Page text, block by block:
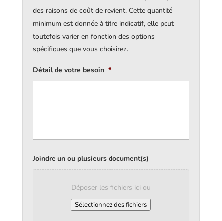
des raisons de coût de revient. Cette quantité
minimum est donnée à titre indicatif, elle peut
toutefois varier en fonction des options
spécifiques que vous choisirez.
Détail de votre besoin *
Joindre un ou plusieurs document(s)
Déposer les fichiers ici ou
Sélectionnez des fichiers